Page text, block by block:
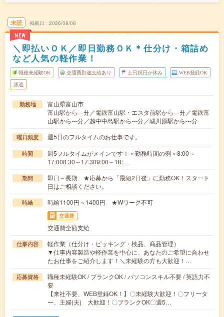
未読
NEW
掲載日 2026/08/08
＼即払いＯＫ／即日勤務ＯＫ＊仕分け・箱詰め
など人気の軽作業！
職種未経験OK 交通費別途支給あり 土日祝日が休み WEB登録OK
派遣
勤務地
富山県富山市
富山駅から---分／電鉄富山駅・エスタ前駅から---分／電鉄富
山駅から---分／越中中島駅から---分／城川原駅から---分
曜日頻度 週5日のフルタイムのお仕事です。
時間
週5フルタイムがメインです！＜勤務時間の例＞8:00～
17:008:30～17:309:00～18:…
期間
即日～長期 ★応募から「最短2日後」に勤務OK！スタート
日はご相談ください。
時給 時給1100円～1400円 ★Wワーク不可
交通費
交通費全額支給
仕事内容
軽作業（仕分け・ピッキング・検品、商品管理）
▼仕事内容製造や軽作業を中心に、あなたのご希望に合わせ
たお仕事をご紹介します！＼未経験の方も大歓迎！…
応募資格
職種未経験OK / ブランクOK / パソコンスキル不要 / 英語力不
要
【来社不要、WEB登録OK！】〇未経験大歓迎！〇フリータ
ー、主婦(夫) 大歓迎！〇ブランクOK〇週5…